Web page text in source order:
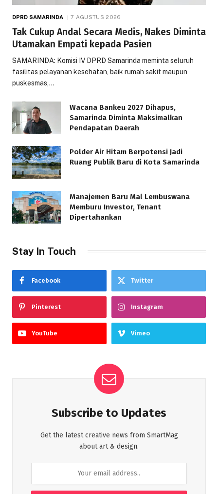
DPRD SAMARINDA 7 AGUSTUS 2026
Tak Cukup Andal Secara Medis, Nakes Diminta
Utamakan Empati kepada Pasien
SAMARINDA: Komisi IV DPRD Samarinda meminta seluruh
fasilitas pelayanan kesehatan, baik rumah sakit maupun
puskesmas,…
Wacana Bankeu 2027 Dihapus,
Samarinda Diminta Maksimalkan
Pendapatan Daerah
Polder Air Hitam Berpotensi Jadi
Ruang Publik Baru di Kota Samarinda
Manajemen Baru Mal Lembuswana
Memburu Investor, Tenant
Dipertahankan
Stay In Touch
Facebook Twitter
Pinterest Instagram
YouTube Vimeo
Subscribe to Updates
Get the latest creative news from SmartMag
about art & design.